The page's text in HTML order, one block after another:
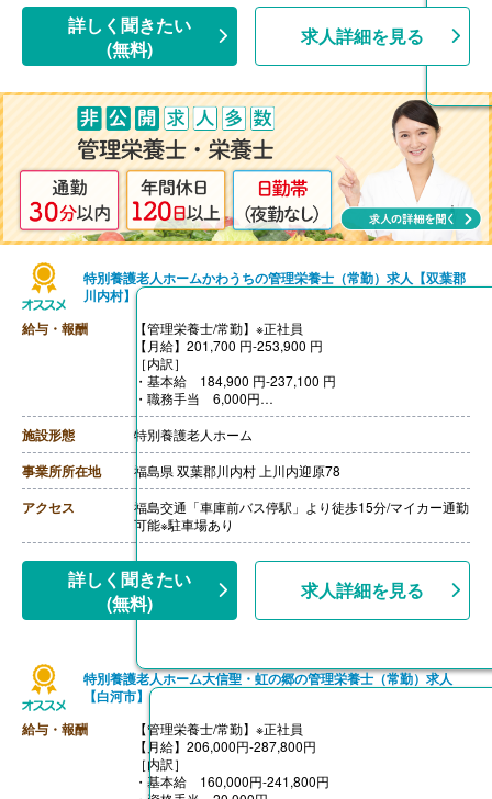
詳しく聞きたい
(無料)
求人詳細を見る
特別養護老人ホームかわうちの管理栄養士（常勤）求人【双葉郡
川内村】
給与・報酬
【管理栄養士/常勤】※正社員
【月給】201,700 円-253,900 円
［内訳］
・基本給 184,900 円-237,100 円
・職務手当 6,000円
・資格手当 3,000円
・特別手当 7,800円
［その他手当］
・扶養手当 配偶者5,000円、被扶養3,000円-
・住宅手当 世帯主のみ 持家3,000円/月、賃貸1,000
円-24,000円/月※家賃10,000円/月以上に限る
【賞与】年2回（計2.00ヶ月分）※前年度実績
【通勤手当】あり（上限20,000円/月）
【退職金】あり※勤続1年以上、退職金共済加入
施設形態 特別養護老人ホーム
事業所所在地 福島県 双葉郡川内村 上川内迎原78
アクセス
福島交通「車庫前バス停駅」より徒歩15分/マイカー通勤
可能※駐車場あり
詳しく聞きたい
(無料)
求人詳細を見る
特別養護老人ホーム大信聖・虹の郷の管理栄養士（常勤）求人
【白河市】
給与・報酬
【管理栄養士/常勤】※正社員
【月給】206,000円-287,800円
［内訳］
・基本給 160,000円-241,800円